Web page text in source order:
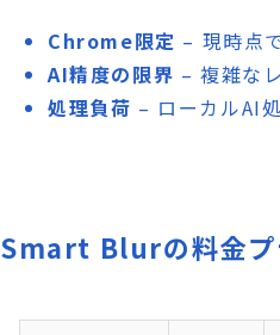
Chrome限定 – 現時点
AI精度の限界 – 複雑な
処理負荷 – ローカルAI
Smart Blurの料金プ